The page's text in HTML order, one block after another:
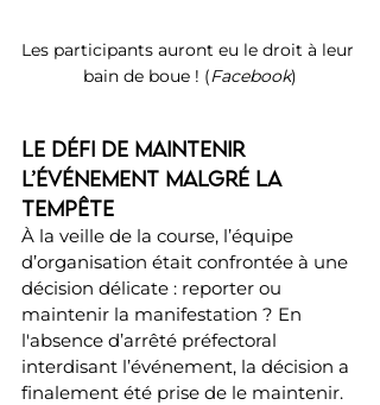
Les participants auront eu le droit à leur
bain de boue ! (Facebook)
Le défi de maintenir
l’événement malgré la
tempête
À la veille de la course, l’équipe
d’organisation était confrontée à une
décision délicate : reporter ou
maintenir la manifestation ? En
l'absence d’arrêté préfectoral
interdisant l’événement, la décision a
finalement été prise de le maintenir.